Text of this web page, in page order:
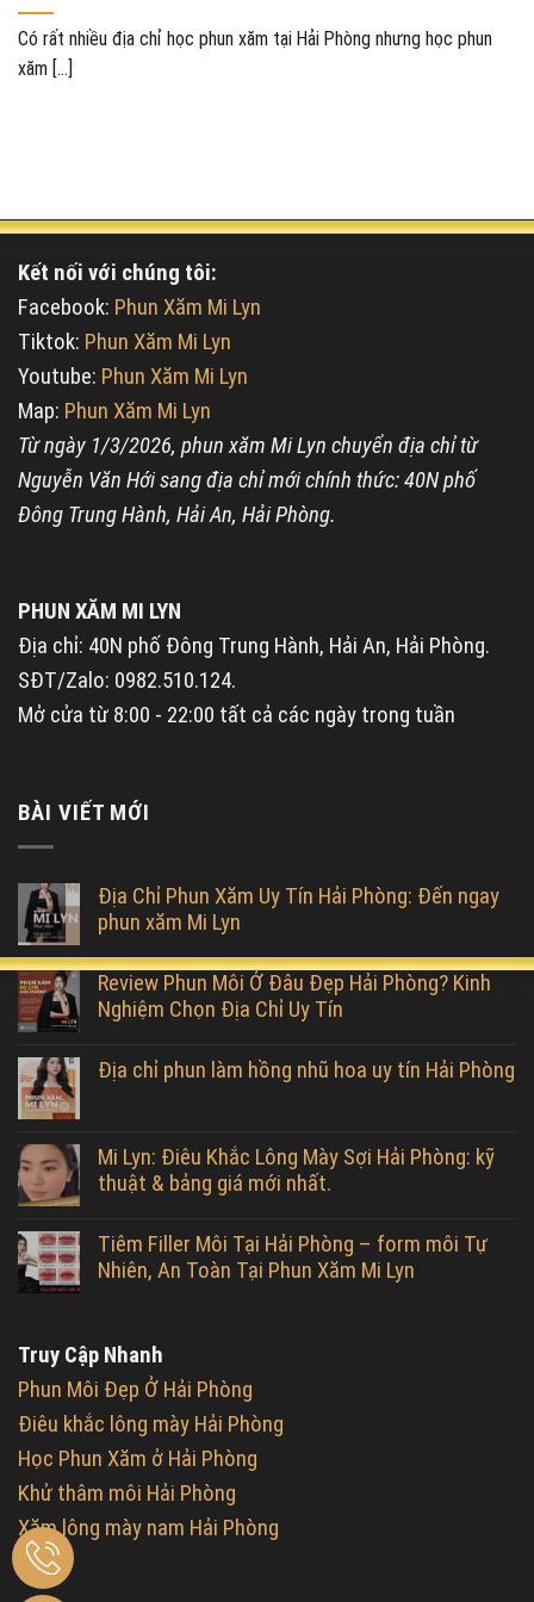
Có rất nhiều địa chỉ học phun xăm tại Hải Phòng nhưng học phun
xăm [...]
Kết nối với chúng tôi:
Facebook: Phun Xăm Mi Lyn
Tiktok: Phun Xăm Mi Lyn
Youtube: Phun Xăm Mi Lyn
Map: Phun Xăm Mi Lyn
Từ ngày 1/3/2026, phun xăm Mi Lyn chuyển địa chỉ từ
Nguyễn Văn Hới sang địa chỉ mới chính thức: 40N phố
Đông Trung Hành, Hải An, Hải Phòng.
PHUN XĂM MI LYN
Địa chỉ: 40N phố Đông Trung Hành, Hải An, Hải Phòng.
SĐT/Zalo: 0982.510.124.
Mở cửa từ 8:00 - 22:00 tất cả các ngày trong tuần
BÀI VIẾT MỚI
Địa Chỉ Phun Xăm Uy Tín Hải Phòng: Đến ngay
phun xăm Mi Lyn
Review Phun Môi Ở Đâu Đẹp Hải Phòng? Kinh
Nghiệm Chọn Địa Chỉ Uy Tín
Địa chỉ phun làm hồng nhũ hoa uy tín Hải Phòng
Mi Lyn: Điêu Khắc Lông Mày Sợi Hải Phòng: kỹ
thuật & bảng giá mới nhất.
Tiêm Filler Môi Tại Hải Phòng – form môi Tự
Nhiên, An Toàn Tại Phun Xăm Mi Lyn
Truy Cập Nhanh
Phun Môi Đẹp Ở Hải Phòng
Điêu khắc lông mày Hải Phòng
Học Phun Xăm ở Hải Phòng
Khử thâm môi Hải Phòng
Xăm lông mày nam Hải Phòng